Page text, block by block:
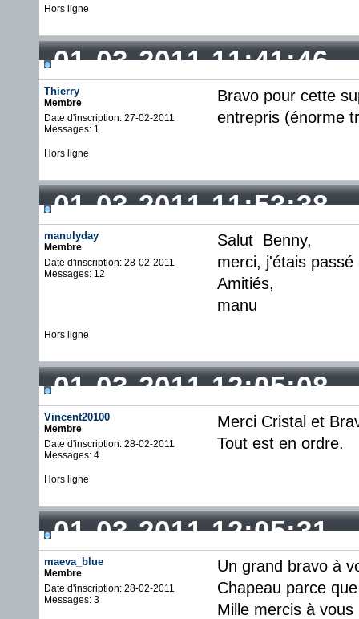
Hors ligne
01-03-2011 11:41:46
Thierry
Membre
Date d'inscription: 27-02-2011
Messages: 1
Bravo pour cette
entrepris (énorme
Hors ligne
01-03-2011 11:53:38
manulyday
Membre
Date d'inscription: 28-02-2011
Messages: 12
Salut Benny,
merci, j'étais
Amitiés,
manu
Hors ligne
01-03-2011 12:05:08
Vincent20100
Membre
Date d'inscription: 28-02-2011
Messages: 4
Merci Cristal et
Tout est en ordre.
Hors ligne
01-03-2011 12:05:31
maeva_blue
Membre
Date d'inscription: 28-02-2011
Messages: 3
Un grand bravo à
Chapeau parce
Mille mercis à vous